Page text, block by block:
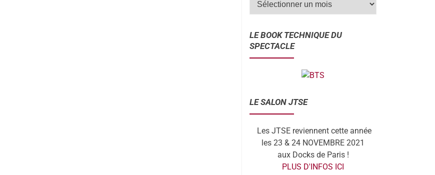
LE BOOK TECHNIQUE DU
SPECTACLE
LE SALON JTSE
Les JTSE reviennent cette année
les 23 & 24 NOVEMBRE 2021
aux Docks de Paris !
PLUS D'INFOS ICI